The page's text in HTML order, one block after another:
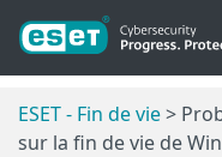
ESET - Fin de vie>
sur la fin de vie de